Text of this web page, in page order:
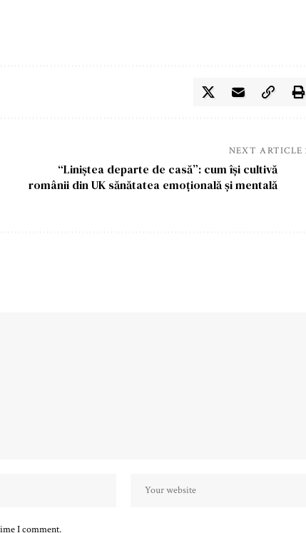
NEXT ARTICLE
“Liniștea departe de casă”: cum își cultivă
românii din UK sănătatea emoțională și mentală
I comment.